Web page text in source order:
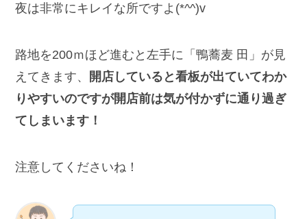
夜は非常にキレイな所ですよ(*^^)v
路地を200ｍほど進むと左手に「鴨蕎麦 田」が見
えてきます、
開店していると看板が出ていてわか
りやすいのですが開店前は気が付かずに通り過ぎ
てしまいます！
注意してくださいね！